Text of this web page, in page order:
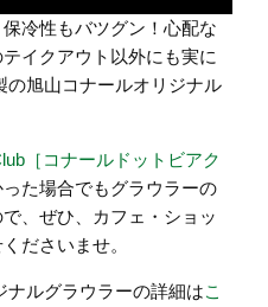
冷性もバツグン！心配な
イクアウト以外にも実に
の旭山コナールオリジナル
［コナールドットビアク
た場合でもグラウラーの
、ぜひ、カフェ・ショッ
ださいませ。
ナルグラウラーの詳細はこ